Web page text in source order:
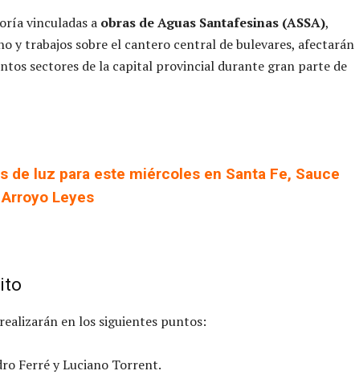
vinculadas a obras de Aguas Santafesinas (ASSA),
y trabajos sobre el cantero central de bulevares, afectarán
sectores de la capital provincial durante gran parte de
de luz para este miércoles en Santa Fe, Sauce
Leyes
en los siguientes puntos:
Ferré y Luciano Torrent.